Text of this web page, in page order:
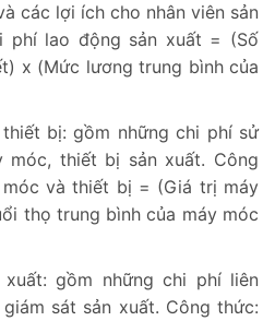
các lợi ích cho nhân viên sản
phí lao động sản xuất = (Số
x (Mức lương trung bình của
bị: gồm những chi phí sử
móc, thiết bị sản xuất. Công
và thiết bị = (Giá trị máy
thọ trung bình của máy móc
gồm những chi phí liên
sát sản xuất. Công thức: